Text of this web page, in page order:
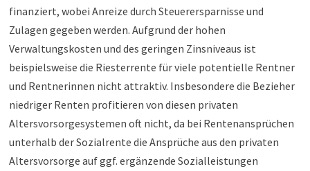
finanziert, wobei Anreize durch Steuerersparnisse und
Zulagen gegeben werden. Aufgrund der hohen
Verwaltungskosten und des geringen Zinsniveaus ist
beispielsweise die Riesterrente für viele potentielle Rentner
und Rentnerinnen nicht attraktiv. Insbesondere die Bezieher
niedriger Renten profitieren von diesen privaten
Altersvorsorgesystemen oft nicht, da bei Rentenansprüchen
unterhalb der Sozialrente die Ansprüche aus den privaten
Altersvorsorge auf ggf. ergänzende Sozialleistungen